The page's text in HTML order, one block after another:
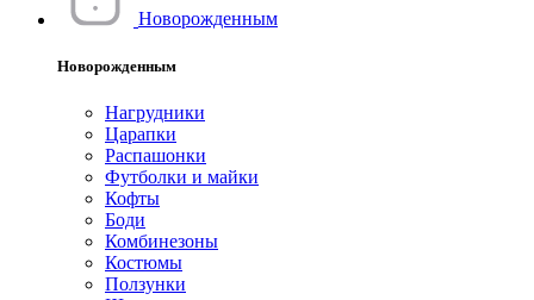
Новорожденным
Новорожденным
Нагрудники
Царапки
Распашонки
Футболки и майки
Кофты
Боди
Комбинезоны
Костюмы
Ползунки